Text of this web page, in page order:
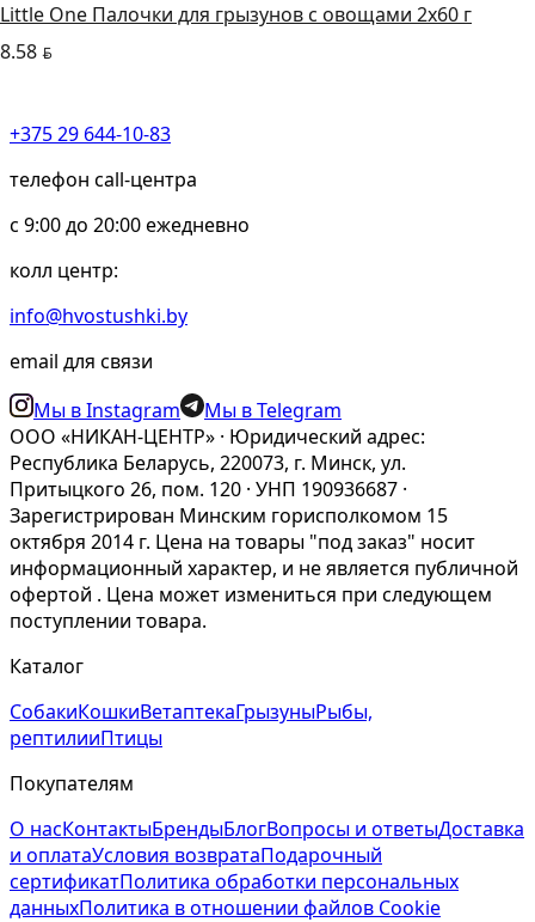
Little One Палочки для грызунов с овощами 2х60 г
8.58 BYN
+375 29 644-10-83
телефон call-центра
c 9:00 до 20:00 ежедневно
колл центр:
info@hvostushki.by
email для связи
Мы в Instagram
Мы в Telegram
ООО «НИКАН-ЦЕНТР» · Юридический адрес:
Республика Беларусь, 220073, г. Минск, ул.
Притыцкого 26, пом. 120 · УНП 190936687 ·
Зарегистрирован Минским горисполкомом 15
октября 2014 г. Цена на товары "под заказ" носит
информационный характер, и не является публичной
офертой . Цена может измениться при следующем
поступлении товара.
Каталог
СобакиКошкиВетаптекаГрызуныРыбы,
рептилииПтицы
Покупателям
О насКонтактыБрендыБлогВопросы и ответыДоставка
и оплатаУсловия возвратаПодарочный
сертификатПолитика обработки персональных
данныхПолитика в отношении файлов Cookie